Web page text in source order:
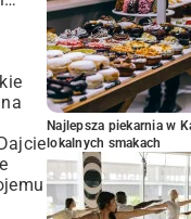
Najlepsza piekarnia w
lokalnych smakach